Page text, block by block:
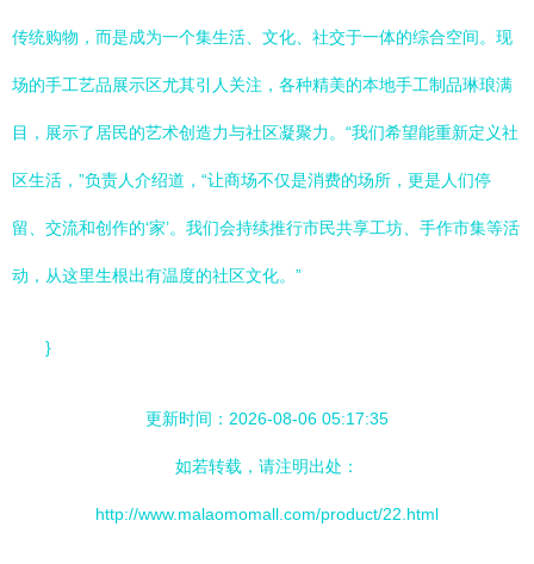
传统购物，而是成为一个集生活、文化、社交于一体的综合空间。现
场的手工艺品展示区尤其引人关注，各种精美的本地手工制品琳琅满
目，展示了居民的艺术创造力与社区凝聚力。“我们希望能重新定义社
区生活，”负责人介绍道，“让商场不仅是消费的场所，更是人们停
留、交流和创作的‘家’。我们会持续推行市民共享工坊、手作市集等活
动，从这里生根出有温度的社区文化。”
}
更新时间：2026-08-06 05:17:35
如若转载，请注明出处：
http://www.malaomomall.com/product/22.html